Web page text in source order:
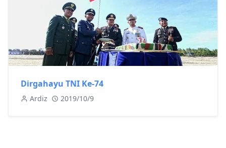
Dirgahayu TNI Ke-74
Ardiz 2019/10/9